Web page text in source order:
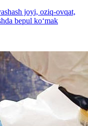
joyi, oziq-ovqat,
bepul ko‘mak